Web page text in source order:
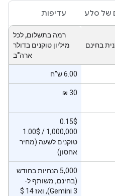
של סלע עדיפות
בחינם
רמה בתשלום, לכל
מיליון טוקנים בדולר
ארה"ב
6.00 ש"ח
30 ₪
‫0.15$
‫1.00$‎ / 1,000,000
טוקנים לשעה (מחיר
אחסון)
‫5,000 הנחיות בחודש
(בחינם, משותף ל-